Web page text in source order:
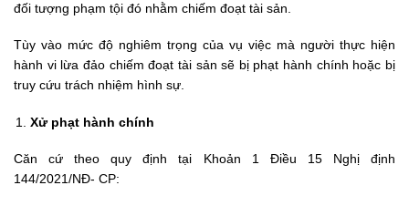
đối tượng phạm tội đó nhằm chiếm đoạt tài sản.
Tùy vào mức độ nghiêm trọng của vụ việc mà người thực hiện
hành vi lừa đảo chiếm đoạt tài sản sẽ bị phạt hành chính hoặc bị
truy cứu trách nhiệm hình sự.
Xử phạt hành chính
Căn cứ theo quy định tại Khoản 1 Điều 15 Nghị định
144/2021/NĐ- CP: